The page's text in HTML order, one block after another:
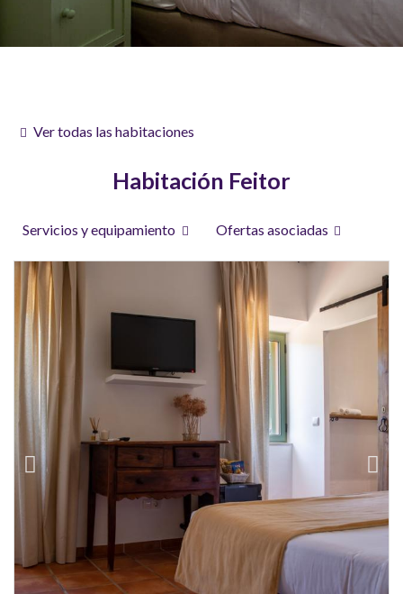
Ver todas las habitaciones
Habitación Feitor
Servicios y equipamiento Ofertas asociadas